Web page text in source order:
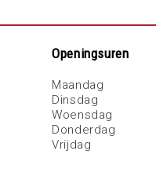
Openingsuren
Maandag
Dinsdag
Woensdag
Donderdag
Vrijdag